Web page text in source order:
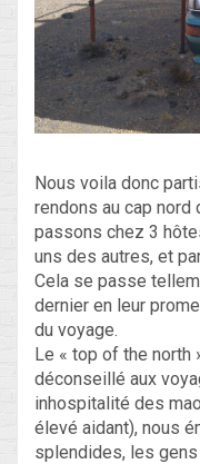
Nous voila donc
rendons au cap nord
passons chez 3
uns des autres, et
Cela se passe
dernier en leur
du voyage.
Le « top of the north
déconseillé aux
inhospitalité des
élevé aidant), nous
splendides, les